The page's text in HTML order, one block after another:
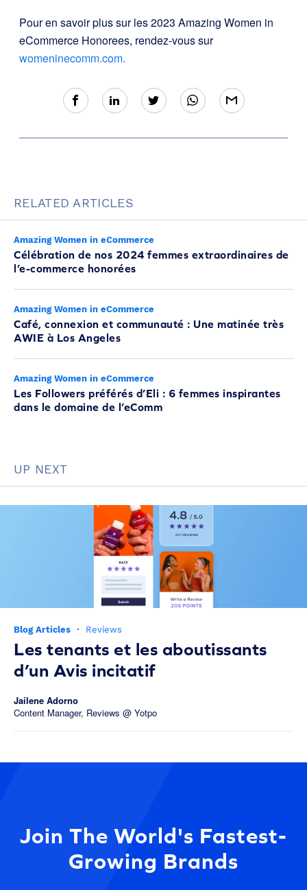
Pour en savoir plus sur les 2023 Amazing Women in
eCommerce Honorees, rendez-vous sur
womeninecomm.com.
RELATED ARTICLES
Amazing Women in eCommerce
Célébration de nos 2024 femmes extraordinaires de
l’e-commerce honorées
Amazing Women in eCommerce
Café, connexion et communauté : Une matinée très
AWIE à Los Angeles
Amazing Women in eCommerce
Les Followers préférés d’Eli : 6 femmes inspirantes
dans le domaine de l’eComm
UP NEXT
Blog Articles · Reviews
Les tenants et les aboutissants
d’un Avis incitatif
Jailene Adorno
Content Manager, Reviews @ Yotpo
Join The World's Fastest-
Growing Brands